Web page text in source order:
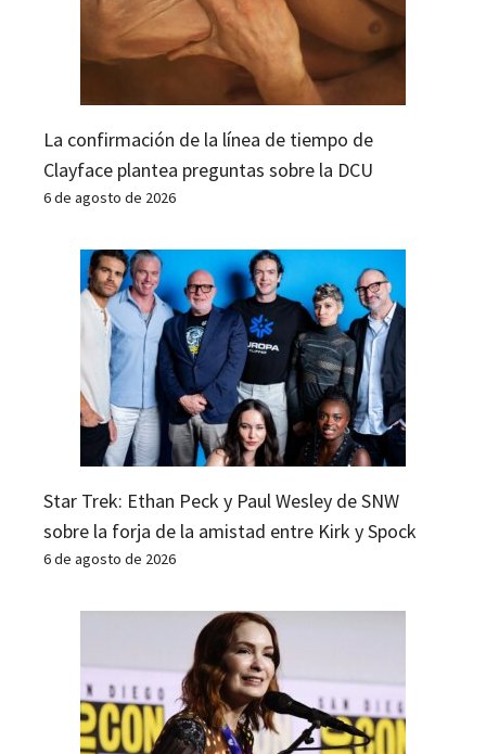
La confirmación de la línea de tiempo de
Clayface plantea preguntas sobre la DCU
6 de agosto de 2026
Star Trek: Ethan Peck y Paul Wesley de SNW
sobre la forja de la amistad entre Kirk y Spock
6 de agosto de 2026